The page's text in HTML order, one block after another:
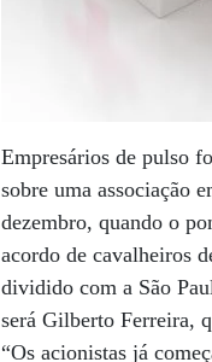
Empresários de pulso
sobre uma associação
dezembro, quando o
acordo de cavalheiros
dividido com a São
será Gilberto Ferreira,
“Os acionistas já